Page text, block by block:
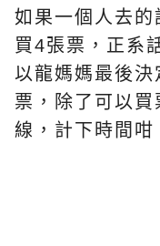
如果一個人去
買4張票，正系
以龍媽媽最後
票，除了可以
線，計下時間咁